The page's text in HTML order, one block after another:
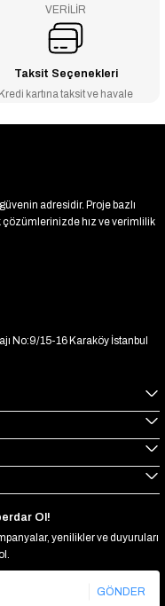
VERİLİR
Taksit Seçenekleri
Kredi kartına taksit ve havale
adresidir. Proje bazlı
çözümlerinizde hız ve verimlilik
No:9/15-16 Karaköy İstanbul
Ol!
yenilikler ve duyuruları
GÖNDER